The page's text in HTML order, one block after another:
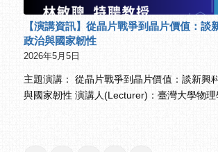
【演講資訊】從晶片戰爭到晶片價值：談
政治與國家韌性
2026年5月5日
主題演講： 從晶片戰爭到晶片價值：談新興
與國家韌性 演講人(Lecturer)：臺灣大學物